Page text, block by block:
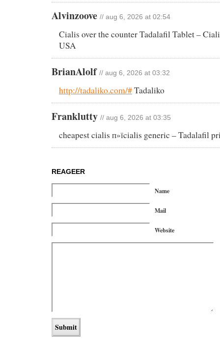
Alvinzoove // aug 6, 2026 at 02:54
Cialis over the counter Tadalafil Tablet –
USA
BrianAlolf // aug 6, 2026 at 03:32
http://tadaliko.com/#Tadaliko
Franklutty // aug 6, 2026 at 03:35
cheapest cialis п»їcialis generic – Tadalafil
REAGEER
Name
Mail
Website